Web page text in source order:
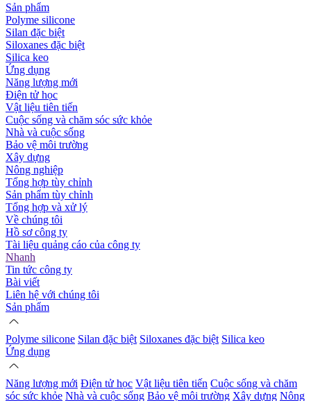
Sản phẩm
Polyme silicone
Silan đặc biệt
Siloxanes đặc biệt
Silica keo
Ứng dụng
Năng lượng mới
Điện tử học
Vật liệu tiên tiến
Cuộc sống và chăm sóc sức khỏe
Nhà và cuộc sống
Bảo vệ môi trường
Xây dựng
Nông nghiệp
Tổng hợp tùy chỉnh
Sản phẩm tùy chỉnh
Tổng hợp và xử lý
Về chúng tôi
Hồ sơ công ty
Tài liệu quảng cáo của công ty
Nhanh
Tin tức công ty
Bài viết
Liên hệ với chúng tôi
Sản phẩm
Polyme silicone Silan đặc biệt Siloxanes đặc biệt Silica keo
Ứng dụng
Năng lượng mới Điện tử học Vật liệu tiên tiến Cuộc sống và chăm
sóc sức khỏe Nhà và cuộc sống Bảo vệ môi trường Xây dựng Nông